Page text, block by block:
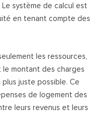
système de calcul est
en tenant compte des
les ressources,
le montant des charges
juste possible. Ce
de logement des
leurs revenus et leurs